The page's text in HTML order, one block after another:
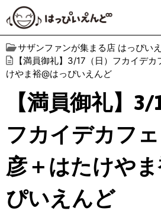
サザンファンが集まる店 はっぴい
【満員御礼】3/17（日）フカイデ
けやま裕@はっぴいえんど
【満員御礼】3/
フカイデカフ
彦＋はたけや
ぴいえんど